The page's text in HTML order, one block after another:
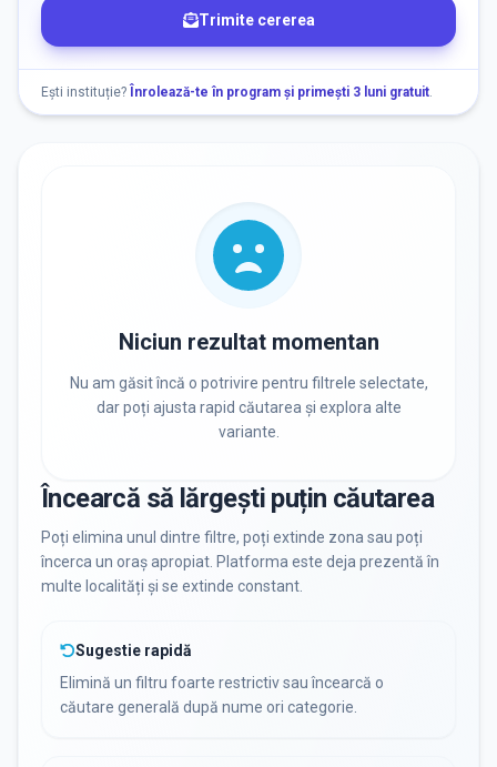
Nu există informații despre locuri libere
Resetează filtrele
Trimite cererea
Ești instituție? Înrolează-te în program și primești 3 luni gratuit.
Niciun rezultat momentan
Nu am găsit încă o potrivire pentru filtrele selectate,
dar poți ajusta rapid căutarea și explora alte
variante.
Încearcă să lărgești puțin căutarea
Poți elimina unul dintre filtre, poți extinde zona sau poți
încerca un oraș apropiat. Platforma este deja prezentă în
multe localități și se extinde constant.
Sugestie rapidă
Elimină un filtru foarte restrictiv sau încearcă o
căutare generală după nume ori categorie.